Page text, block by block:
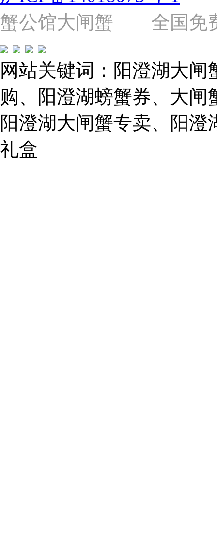
（靠
近
苗
圃
路）
Tel:
021-
62243579
E-
mail:
859749344@qq.com
1019225591
蟹公馆大闸蟹 全国免费
网站关键词：阳澄湖大
购、阳澄湖螃蟹券、大
阳澄湖大闸蟹专卖、阳
礼盒